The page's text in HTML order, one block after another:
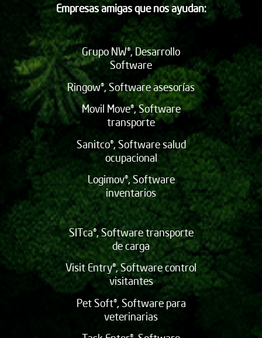
Empresas amigas que nos ayudan:
Grupo NW®, Desarrollo
Software
Ringow®, Software asesorías
Movil Move®, Software
transporte
Sanitco®, Software salud
ocupacional
Logimov®, Software
inventarios
SITca®, Software transporte
de carga
Visit Entry®, Software control
visitantes
Pet Soft®, Software para
veterinarias